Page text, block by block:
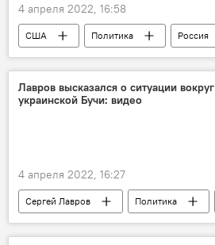
4 апреля 2022, 16:58
США Политика
Россия
Джо Байден
Лавров высказался о ситуации вокруг
украинской Бучи: видео
4 апреля 2022, 16:27
Сергей Лавров Политика
Украина
Видео